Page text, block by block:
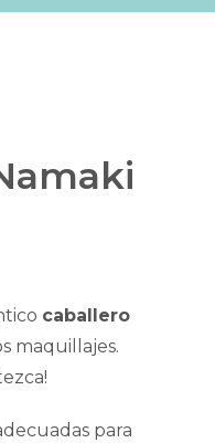
caballero
maquillajes.
para